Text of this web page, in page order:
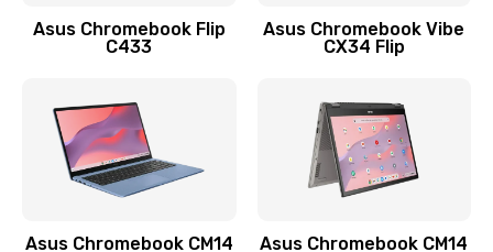
Заказать
Замена разъема зарядки (питания)
390 руб.
Asus Chromebook Flip
C433
Asus Chromebook Vibe
CX34 Flip
Asus Chromebook CM14
Asus Chromebook CM14